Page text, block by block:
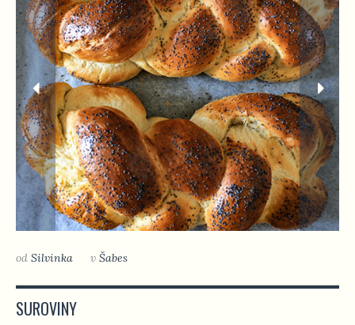
od Silvinka v Šabes
SUROVINY